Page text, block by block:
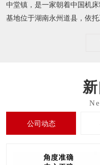
中堂镇，是一家朝着中国机
基地位于湖南永州道县，依
公司动态